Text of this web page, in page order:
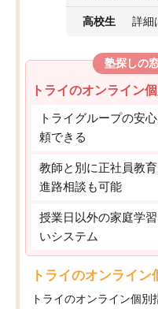
高校生 詳細
塾探しの
トライのオンライン
トライグループの安
頼できる
教師と別に正社員教
進路相談も可能
授業日以外の家庭学
いシステム
トライのオンライン
トライのオンライン個